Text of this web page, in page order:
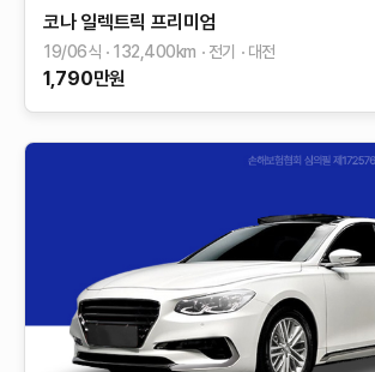
코나 일렉트릭 프리미엄
19/06식 132,400km 전기 대전
1,790만원